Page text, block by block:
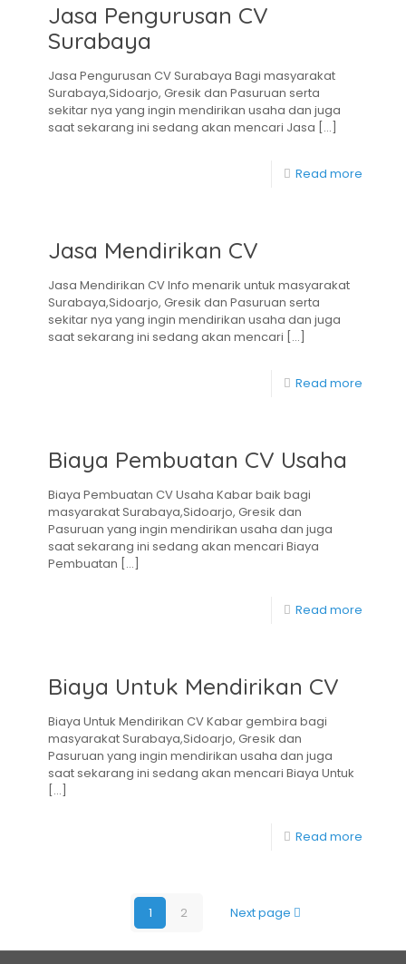
Jasa Pengurusan CV
Surabaya
Jasa Pengurusan CV Surabaya Bagi masyarakat
Surabaya,Sidoarjo, Gresik dan Pasuruan serta
sekitar nya yang ingin mendirikan usaha dan juga
saat sekarang ini sedang akan mencari Jasa […]
Read more
Jasa Mendirikan CV
Jasa Mendirikan CV Info menarik untuk masyarakat
Surabaya,Sidoarjo, Gresik dan Pasuruan serta
sekitar nya yang ingin mendirikan usaha dan juga
saat sekarang ini sedang akan mencari […]
Read more
Biaya Pembuatan CV Usaha
Biaya Pembuatan CV Usaha Kabar baik bagi
masyarakat Surabaya,Sidoarjo, Gresik dan
Pasuruan yang ingin mendirikan usaha dan juga
saat sekarang ini sedang akan mencari Biaya
Pembuatan […]
Read more
Biaya Untuk Mendirikan CV
Biaya Untuk Mendirikan CV Kabar gembira bagi
masyarakat Surabaya,Sidoarjo, Gresik dan
Pasuruan yang ingin mendirikan usaha dan juga
saat sekarang ini sedang akan mencari Biaya Untuk
[…]
Read more
1 2 Next page